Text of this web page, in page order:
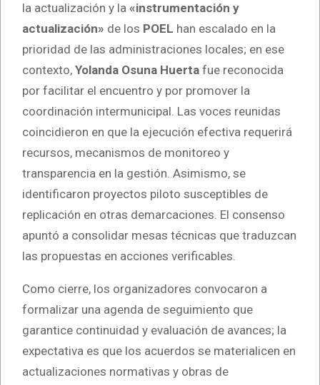
la actualización y la «instrumentación y
actualización» de los POEL han escalado en la
prioridad de las administraciones locales; en ese
contexto, Yolanda Osuna Huerta fue reconocida
por facilitar el encuentro y por promover la
coordinación intermunicipal. Las voces reunidas
coincidieron en que la ejecución efectiva requerirá
recursos, mecanismos de monitoreo y
transparencia en la gestión. Asimismo, se
identificaron proyectos piloto susceptibles de
replicación en otras demarcaciones. El consenso
apuntó a consolidar mesas técnicas que traduzcan
las propuestas en acciones verificables.
Como cierre, los organizadores convocaron a
formalizar una agenda de seguimiento que
garantice continuidad y evaluación de avances; la
expectativa es que los acuerdos se materialicen en
actualizaciones normativas y obras de